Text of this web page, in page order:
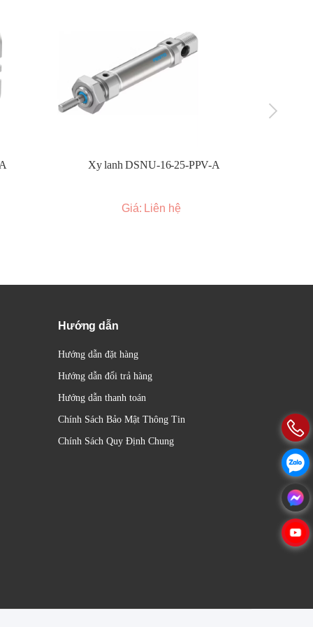
Xy lanh DSNU-16-25-PPV-A
Giá: Liên hệ
Hướng dẫn
Hướng dẫn đặt hàng
Hướng dẫn đổi trả hàng
Hướng dẫn thanh toán
Chính Sách Bảo Mật Thông Tin
Chính Sách Quy Định Chung